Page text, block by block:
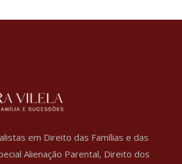
em Direito das Famílias e das
Alienação Parental, Direito dos